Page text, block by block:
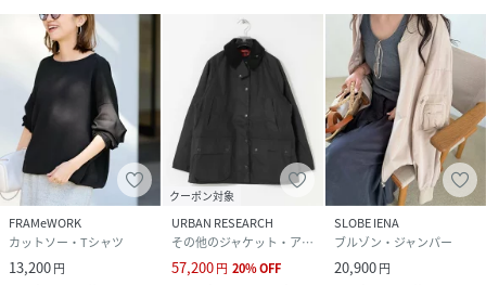
サイズ
クリーニング 本体:ドライクリーニング
品番
SD9507_26011220600030
26011220600030-001-009 SD9507)
FRAMeWORK
カットソー・Tシャツ
13,200円
クーポン対象
URBAN RESEARCH
その他のジャケット・アウター
57,200円 20%OFF
SLOBE IENA
ブルゾン・ジャンパー
20,900円